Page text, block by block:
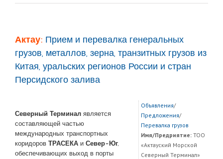
Актау: Прием и перевалка генеральных
грузов, металлов, зерна, транзитных грузов из
Китая, уральских регионов России и стран
Персидского залива
Северный Терминал является
составляющей частью
международных транспортных
коридоров ТРАСЕКА и Север-Юг,
обеспечивающих выход в порты
Объявления/
Предложения/
Перевалка грузов
Имя/Предриятие:ТОО
«Актауский Морской
Северный Терминал»